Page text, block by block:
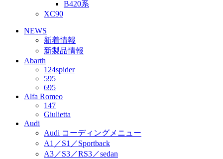
B420系
XC90
NEWS
新着情報
新製品情報
Abarth
124spider
595
695
Alfa Romeo
147
Giulietta
Audi
Audi コーディングメニュー
A1／S1／Sportback
A3／S3／RS3／sedan